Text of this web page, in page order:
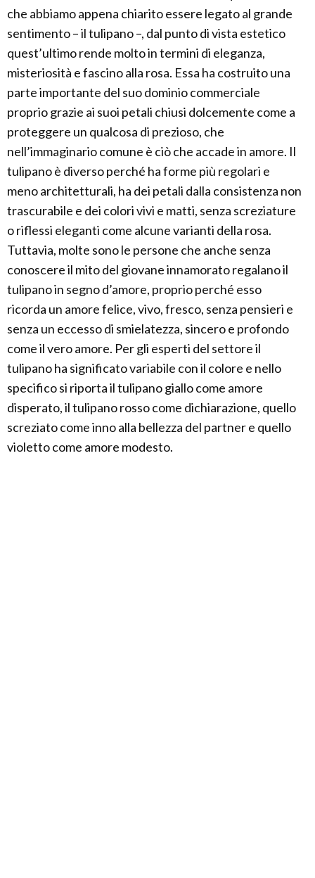
che abbiamo appena chiarito essere legato al grande
sentimento – il tulipano –, dal punto di vista estetico
quest’ultimo rende molto in termini di eleganza,
misteriosità e fascino alla rosa. Essa ha costruito una
parte importante del suo dominio commerciale
proprio grazie ai suoi petali chiusi dolcemente come a
proteggere un qualcosa di prezioso, che
nell’immaginario comune è ciò che accade in amore. Il
tulipano è diverso perché ha forme più regolari e
meno architetturali, ha dei petali dalla consistenza non
trascurabile e dei colori vivi e matti, senza screziature
o riflessi eleganti come alcune varianti della rosa.
Tuttavia, molte sono le persone che anche senza
conoscere il mito del giovane innamorato regalano il
tulipano in segno d’amore, proprio perché esso
ricorda un amore felice, vivo, fresco, senza pensieri e
senza un eccesso di smielatezza, sincero e profondo
come il vero amore. Per gli esperti del settore il
tulipano ha significato variabile con il colore e nello
specifico si riporta il tulipano giallo come amore
disperato, il tulipano rosso come dichiarazione, quello
screziato come inno alla bellezza del partner e quello
violetto come amore modesto.